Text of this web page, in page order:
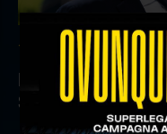
18 aprile 2026
Il commento del
Semifinali Play Off